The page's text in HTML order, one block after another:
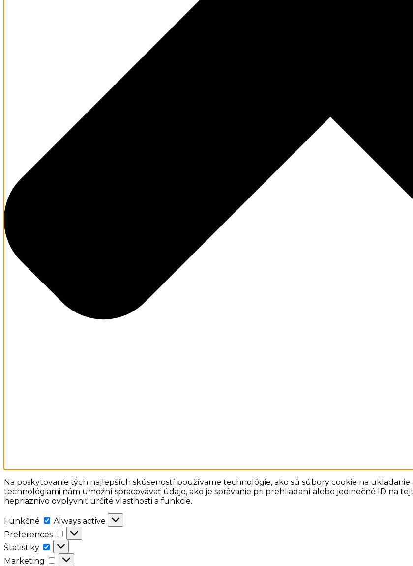
Na poskytovanie tých najlepších skúseností používame technológie, ako sú súbory cookie na
technológiami nám umožní spracovávať údaje, ako je správanie pri prehliadaní alebo jedinečné ID na
nepriaznivo ovplyvniť určité vlastnosti a funkcie.
Funkčné Funkčné
Always active
Preferences
Preferences
Štatistiky
Štatistiky
Marketing
Marketing